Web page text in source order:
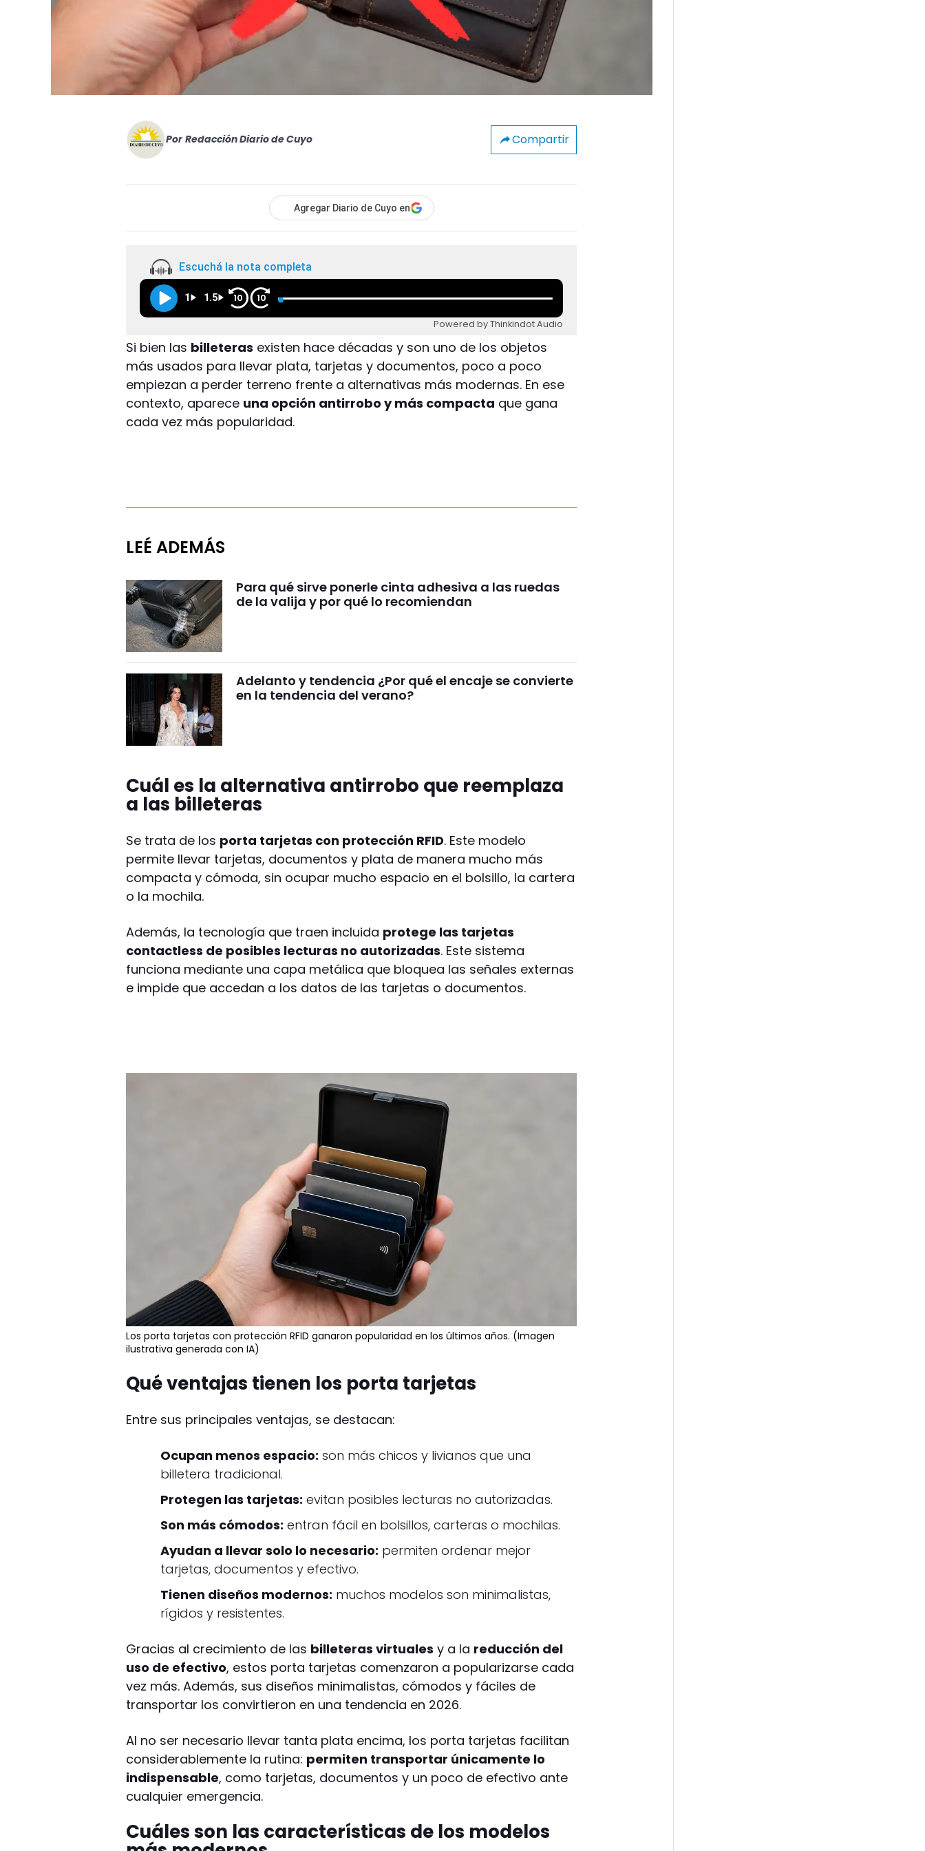
Por Redacción Diario de Cuyo Compartir
Agregar Diario de Cuyo en
Escuchá la nota completa
1 1.5 10 10
Powered by Thinkindot Audio
Si bien las billeteras existen hace décadas y son uno de los objetos
más usados para llevar plata, tarjetas y documentos, poco a poco
empiezan a perder terreno frente a alternativas más modernas. En ese
contexto, aparece una opción antirrobo y más compacta que gana
cada vez más popularidad.
LEÉ ADEMÁS
Para qué sirve ponerle cinta adhesiva a las ruedas
de la valija y por qué lo recomiendan
Adelanto y tendencia ¿Por qué el encaje se convierte
en la tendencia del verano?
Cuál es la alternativa antirrobo que reemplaza
a las billeteras
Se trata de los porta tarjetas con protección RFID. Este modelo
permite llevar tarjetas, documentos y plata de manera mucho más
compacta y cómoda, sin ocupar mucho espacio en el bolsillo, la cartera
o la mochila.
Además, la tecnología que traen incluida protege las tarjetas
contactless de posibles lecturas no autorizadas. Este sistema
funciona mediante una capa metálica que bloquea las señales externas
e impide que accedan a los datos de las tarjetas o documentos.
Los porta tarjetas con protección RFID ganaron popularidad en los últimos años. (Imagen
ilustrativa generada con IA)
Qué ventajas tienen los porta tarjetas
Entre sus principales ventajas, se destacan:
Ocupan menos espacio: son más chicos y livianos que una
billetera tradicional.
Protegen las tarjetas: evitan posibles lecturas no autorizadas.
Son más cómodos: entran fácil en bolsillos, carteras o mochilas.
Ayudan a llevar solo lo necesario: permiten ordenar mejor
tarjetas, documentos y efectivo.
Tienen diseños modernos: muchos modelos son minimalistas,
rígidos y resistentes.
Gracias al crecimiento de las billeteras virtuales y a la reducción del
uso de efectivo, estos porta tarjetas comenzaron a popularizarse cada
vez más. Además, sus diseños minimalistas, cómodos y fáciles de
transportar los convirtieron en una tendencia en 2026.
Al no ser necesario llevar tanta plata encima, los porta tarjetas facilitan
considerablemente la rutina: permiten transportar únicamente lo
indispensable, como tarjetas, documentos y un poco de efectivo ante
cualquier emergencia.
Cuáles son las características de los modelos